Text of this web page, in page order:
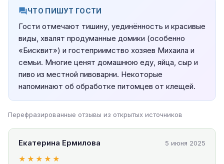
ЧТО ПИШУТ ГОСТИ
Гости отмечают тишину, уединённость и красивые
виды, хвалят продуманные домики (особенно
«Бисквит») и гостеприимство хозяев Михаила и
семьи. Многие ценят домашнюю еду, яйца, сыр и
пиво из местной пивоварни. Некоторые
напоминают об обработке питомцев от клещей.
Перефразированные отзывы из открытых источников
Екатерина Ермилова 5 июня 2025
★★★★★